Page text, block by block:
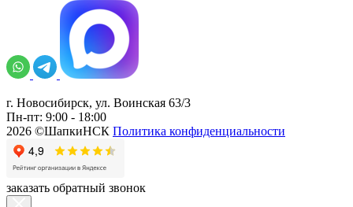
г. Новосибирск, ул. Воинская 63/3
Пн-пт: 9:00 - 18:00
2026 ©ШапкиНСК Политика конфиденциальности
заказать обратный звонок